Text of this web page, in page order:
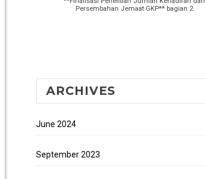
Persembahan Jemaat GKP** bagian 2
ARCHIVES
June 2024
September 2023